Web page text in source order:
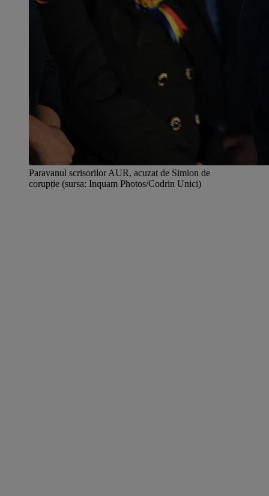
Paravanul scrisorilor AUR, acuzat de Simion de
corupție (sursa: Inquam Photos/Codrin Unici)